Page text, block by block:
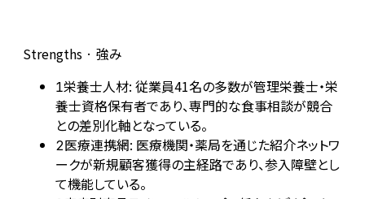
Strengths · 強み
1栄養士人材: 従業員41名の多数が管理栄養士・栄
養士資格保有者であり、専門的な食事相談が競合
との差別化軸となっている。
2医療連携網: 医療機関・薬局を通じた紹介ネットワ
ークが新規顧客獲得の主経路であり、参入障壁とし
て機能している。